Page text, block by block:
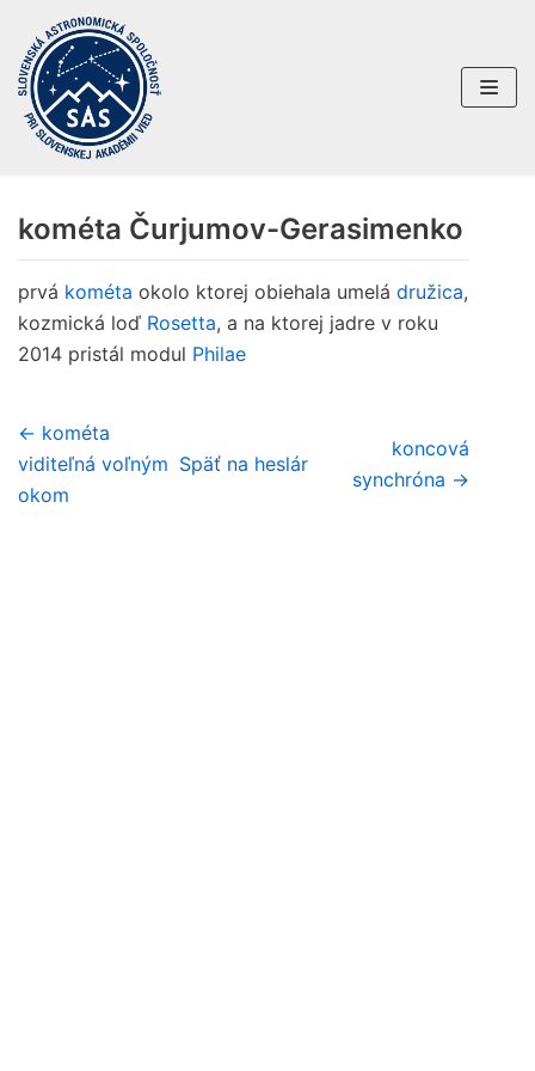
Preskočiť
na
obsah
kométa Čurjumov-Gerasimenko
prvá kométa okolo ktorej obiehala umelá družica,
kozmická loď Rosetta, a na ktorej jadre v roku
2014 pristál modul Philae
← kométa
viditeľná voľným
okom
Späť na heslár
koncová
synchróna →